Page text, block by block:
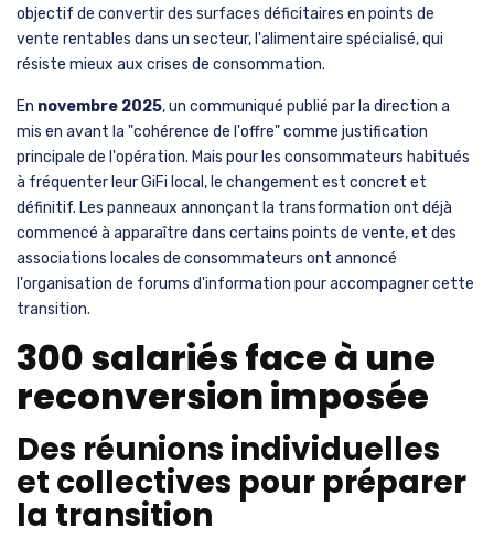
objectif de convertir des surfaces déficitaires en points de
vente rentables dans un secteur, l'alimentaire spécialisé, qui
résiste mieux aux crises de consommation.
En novembre 2025, un communiqué publié par la direction a
mis en avant la "cohérence de l'offre" comme justification
principale de l'opération. Mais pour les consommateurs habitués
à fréquenter leur GiFi local, le changement est concret et
définitif. Les panneaux annonçant la transformation ont déjà
commencé à apparaître dans certains points de vente, et des
associations locales de consommateurs ont annoncé
l'organisation de forums d'information pour accompagner cette
transition.
300 salariés face à une
reconversion imposée
Des réunions individuelles
et collectives pour préparer
la transition